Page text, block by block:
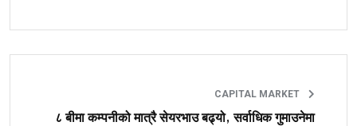
CAPITAL MARKET
८ बीमा कम्पनीको मात्रै सेयरभाउ बढ्यो, सर्वाधिक गुमाउनेमा